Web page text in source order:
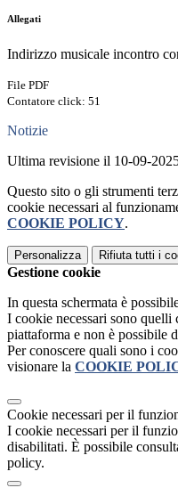
Allegati
Indirizzo musicale incontro
File PDF
Contatore click: 51
Notizie
Ultima revisione il 10-09-
Questo sito o gli strumenti
cookie necessari al
COOKIE POLICY.
Personalizza Rifiuta tutti i
Gestione cookie
In questa schermata è
I cookie necessari sono
piattaforma e non è possibile
Per conoscere quali sono i
visionare la COOKIE
Cookie necessari per il
I cookie necessari per il
disabilitati. È possibile
policy.